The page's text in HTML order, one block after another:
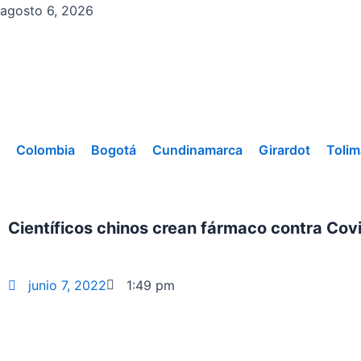
Ir
agosto 6, 2026
Colombia Bogotá Cundinamarca Girardot
Científicos chinos crean fármaco contra
junio 7, 2022 1:49 pm